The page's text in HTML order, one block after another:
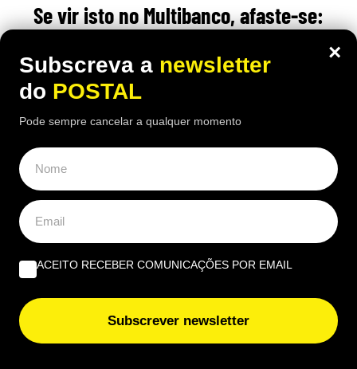
Se vir isto no Multibanco, afaste-se:
espanhóis alertam para técnica usada
para roubar dinheiro sem que se
aperceba
21:30 7 Agosto, 2026
A Polícia espanhola alerta para esquema em caixas
desconfie. Saiba como reconhecer os sinais
×
Subscreva a newsletter
do POSTAL
Pode sempre cancelar a qualquer momento
ACEITO RECEBER COMUNICAÇÕES POR EMAIL
Subscrever newsletter